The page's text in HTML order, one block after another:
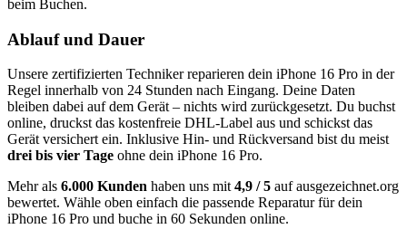
beim Buchen.
Ablauf und Dauer
Unsere zertifizierten Techniker reparieren dein iPhone 16 Pro in der
Regel innerhalb von 24 Stunden nach Eingang. Deine Daten
bleiben dabei auf dem Gerät – nichts wird zurückgesetzt. Du buchst
online, druckst das kostenfreie DHL-Label aus und schickst das
Gerät versichert ein. Inklusive Hin- und Rückversand bist du meist
drei bis vier Tage ohne dein iPhone 16 Pro.
Mehr als 6.000 Kunden haben uns mit 4,9 / 5 auf ausgezeichnet.org
bewertet. Wähle oben einfach die passende Reparatur für dein
iPhone 16 Pro und buche in 60 Sekunden online.